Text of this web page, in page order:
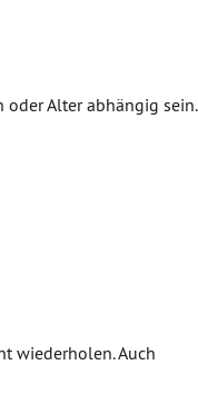
Alter abhängig sein.
wiederholen. Auch